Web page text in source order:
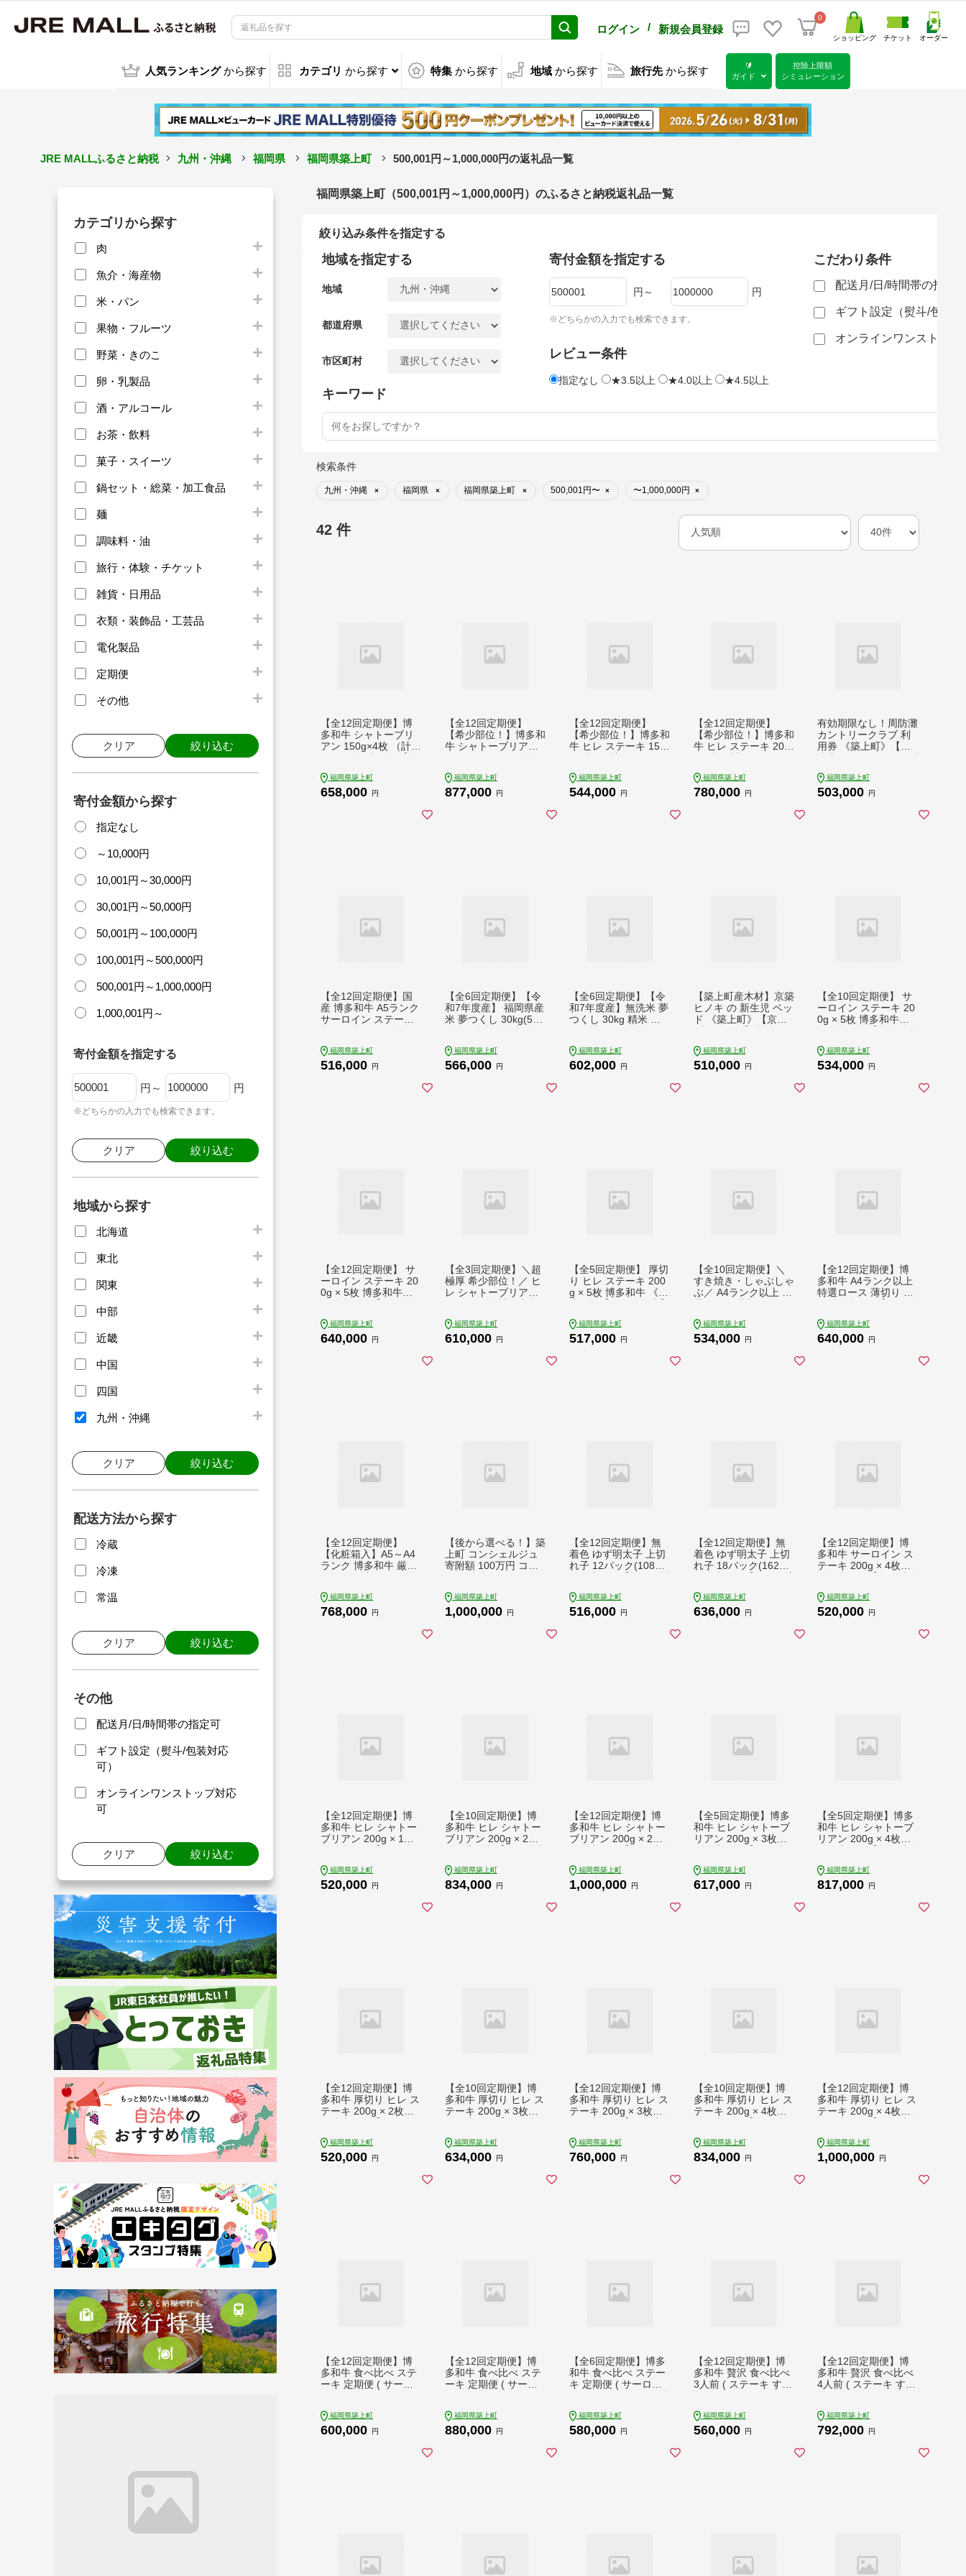
ログイン / 新規会員登録
0
ショッピング チケット オーダー
人気ランキング から探す カテゴリ から探す 特集 から探す 地域 から探す 旅行先 から探す
🔰
ガイド
控除上限額
シミュレーション
JRE MALLふるさと納税 九州・沖縄 福岡県 福岡県築上町 500,001円～1,000,000円の返礼品一覧
カテゴリから探す
肉
魚介・海産物
米・パン
果物・フルーツ
野菜・きのこ
卵・乳製品
酒・アルコール
お茶・飲料
菓子・スイーツ
鍋セット・総菜・加工食品
麺
調味料・油
旅行・体験・チケット
雑貨・日用品
衣類・装飾品・工芸品
電化製品
定期便
その他
クリア 絞り込む
寄付金額から探す
指定なし
～10,000円
10,001円～30,000円
30,001円～50,000円
50,001円～100,000円
100,001円～500,000円
500,001円～1,000,000円
1,000,001円～
寄付金額を指定する
円～ 円
※どちらかの入力でも検索できます。
クリア 絞り込む
地域から探す
北海道
東北
関東
中部
近畿
中国
四国
九州・沖縄
クリア 絞り込む
配送方法から探す
冷蔵
冷凍
常温
クリア 絞り込む
その他
配送月/日/時間帯の指定可
ギフト設定（熨斗/包装対応
可）
オンラインワンストップ対応
可
クリア 絞り込む
福岡県築上町（500,001円～1,000,000円）のふるさと納税返礼品一覧
絞り込み条件を指定する
地域を指定する
地域
都道府県
市区町村
寄付金額を指定する
円～ 円
※どちらかの入力でも検索できます。
レビュー条件
指定なし ★3.5以上 ★4.0以上 ★4.5以上
こだわり条件
配送月/日/時間帯の指定
ギフト設定（熨斗/包装
オンラインワンストップ
キーワード
検索条件
九州・沖縄 × 福岡県 × 福岡県築上町 × 500,001円〜 × 〜1,000,000円 ×
42 件
【全12回定期便】博
多和牛 シャトーブリ
アン 150g×4枚 （計6
Z022]
福岡県築上町
658,000 円
【全12回定期便】
【希少部位！】博多和
牛 シャトーブリアン8
屋】 [ABEZ026]
福岡県築上町
877,000 円
【全12回定期便】
【希少部位！】博多和
牛 ヒレ ステーキ 150
もと屋】 [ABEZ048]
福岡県築上町
544,000 円
【全12回定期便】
【希少部位！】博多和
牛 ヒレ ステーキ 200
もと屋】 [ABEZ052]
福岡県築上町
780,000 円
有効期限なし！周防灘
カントリークラブ 利
用券 《築上町》【周
ケット 体験 ゴルフ場
[ABBA011] 503000 50
福岡県築上町
503,000 円
【全12回定期便】国
産 博多和牛 A5ランク
サーロイン ステーキ
ステーキ 和牛 肉 BBQ
[ABEN016] 516000 5
福岡県築上町
516,000 円
【全6回定期便】【令
和7年度産】 福岡県産
米 夢つくし 30kg(5kg
ョーコク】 [ABCO03
2] 白米 米 お米 精米
福岡県築上町
566,000 円
【全6回定期便】【令
和7年度産】無洗米 夢
つくし 30kg 精米 有
4] 白米 米 お米 精米
ゆめつくし ご飯 ごは
福岡県築上町
602,000 円
【築上町産木材】京築
ヒノキ の 新生児 ベッ
ド 《築上町》【京築
ト ベッド 木のぬくも
り キャスター付 ベビ
福岡県築上町
510,000 円
【全10回定期便】 サ
ーロイン ステーキ 20
0g × 5枚 博多和牛
定期便 [ABCL021] 53
4000 534000円
福岡県築上町
534,000 円
【全12回定期便】 サ
ーロイン ステーキ 20
0g × 5枚 博多和牛
1年間 毎月 定期便 [AB
CL022] 640000 6400
福岡県築上町
640,000 円
【全3回定期便】＼超
極厚 希少部位！／ ヒ
レ シャトーブリアン
店】 シャトーブリア
ン ステーキ ヒレステ
福岡県築上町
610,000 円
【全5回定期便】 厚切
り ヒレ ステーキ 200
g × 5枚 博多和牛 《築
ヘレ ヒレ 肉 牛肉 定
期便 和牛 ひれ ふぃれ
福岡県築上町
517,000 円
【全10回定期便】＼
すき焼き・しゃぶしゃ
ぶ／ A4ランク以上 特
【久田精肉店】 肉 牛
肉 スライス 1キロ [AB
福岡県築上町
534,000 円
【全12回定期便】博
多和牛 A4ランク以上
特選ロース 薄切り 1k
ぶしゃぶ 和牛 国産 毎
月 1年間 ぎゅうにく
福岡県築上町
640,000 円
【全12回定期便】
【化粧箱入】A5～A4
ランク 博多和牛 厳選
上町》【株式会社マル
五】 [ABCJ119] 7680
福岡県築上町
768,000 円
【後から選べる！】築
上町 コンシェルジュ
寄附額 100万円 コー
BZY002] 1000000円
福岡県築上町
1,000,000 円
【全12回定期便】無
着色 ゆず明太子 上切
れ子 12パック(1080g)
ラブ】 明太子 めんた
い [ABCU035] 516000
福岡県築上町
516,000 円
【全12回定期便】無
着色 ゆず明太子 上切
れ子 18パック(1620g)
ラブ】 明太子 めんた
い [ABCU038] 636000
福岡県築上町
636,000 円
【全12回定期便】博
多和牛 サーロイン ス
テーキ 200g × 4枚
00 520000円
福岡県築上町
520,000 円
【全12回定期便】博
多和牛 ヒレ シャトー
ブリアン 200g × 1枚
ステーキ ヒレステー
キ 肉 お肉 高級 シャ
福岡県築上町
520,000 円
【全10回定期便】博
多和牛 ヒレ シャトー
ブリアン 200g × 2枚
ステーキ ヒレステー
キ 肉 お肉 高級 シャ
福岡県築上町
834,000 円
【全12回定期便】博
多和牛 ヒレ シャトー
ブリアン 200g × 2枚
ステーキ ヒレステー
キ 肉 お肉 高級 シャ
福岡県築上町
1,000,000 円
【全5回定期便】博多
和牛 ヒレ シャトーブ
リアン 200g × 3枚
ステーキ ヒレステー
キ 肉 お肉 高級 シャ
福岡県築上町
617,000 円
【全5回定期便】博多
和牛 ヒレ シャトーブ
リアン 200g × 4枚
ステーキ ヒレステー
キ 肉 お肉 高級 シャ
福岡県築上町
817,000 円
【全12回定期便】博
多和牛 厚切り ヒレ ス
テーキ 200g × 2枚
00 520000円
福岡県築上町
520,000 円
【全10回定期便】博
多和牛 厚切り ヒレ ス
テーキ 200g × 3枚
00 634000円
福岡県築上町
634,000 円
【全12回定期便】博
多和牛 厚切り ヒレ ス
テーキ 200g × 3枚
00 760000円
福岡県築上町
760,000 円
【全10回定期便】博
多和牛 厚切り ヒレ ス
テーキ 200g × 4枚
00 834000円
福岡県築上町
834,000 円
【全12回定期便】博
多和牛 厚切り ヒレ ス
テーキ 200g × 4枚
000 1000000円
福岡県築上町
1,000,000 円
【全12回定期便】博
多和牛 食べ比べ ステ
ーキ 定期便 ( サーロ
【久田精肉店】 肉 和
牛 牛 精肉 [ABCL141]
福岡県築上町
600,000 円
【全12回定期便】博
多和牛 食べ比べ ステ
ーキ 定期便 ( サーロ
× 200g お届け！>《築
上町》【久田精肉店】
福岡県築上町
880,000 円
【全6回定期便】博多
和牛 食べ比べ ステー
キ 定期便 ( サーロイ
【久田精肉店】 肉 和
牛 牛 精肉 [ABCL146]
福岡県築上町
580,000 円
【全12回定期便】博
多和牛 贅沢 食べ比べ
3人前 ( ステーキ すき
【久田精肉店】 肉 和
牛 牛 精肉 [ABCL157]
福岡県築上町
560,000 円
【全12回定期便】博
多和牛 贅沢 食べ比べ
4人前 ( ステーキ すき
【久田精肉店】 肉 和
牛 牛 精肉 [ABCL159]
福岡県築上町
792,000 円